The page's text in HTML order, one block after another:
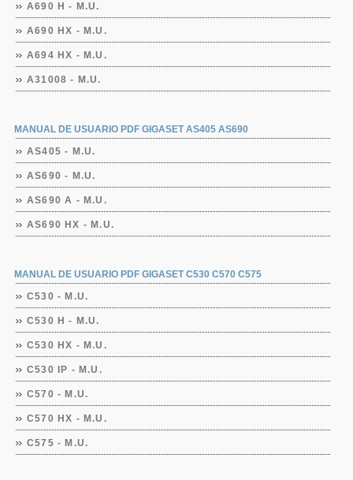
A690 H - M.U.
A690 HX - M.U.
A694 HX - M.U.
A31008 - M.U.
MANUAL DE USUARIO PDF GIGASET AS405 AS690
AS405 - M.U.
AS690 - M.U.
AS690 A - M.U.
AS690 HX - M.U.
MANUAL DE USUARIO PDF GIGASET C530 C570 C575
C530 - M.U.
C530 H - M.U.
C530 HX - M.U.
C530 IP - M.U.
C570 - M.U.
C570 HX - M.U.
C575 - M.U.